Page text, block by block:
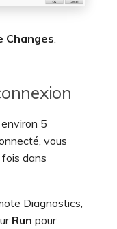
Changes
5
vous
dans
Diagnostics,
Run pour